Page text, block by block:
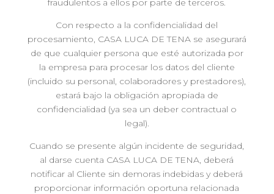
fraudulentos a ellos por parte de terceros.
Con respecto a la confidencialidad del
procesamiento, CASA LUCA DE TENA se asegurará
de que cualquier persona que esté autorizada por
la empresa para procesar los datos del cliente
(incluido su personal, colaboradores y prestadores),
estará bajo la obligación apropiada de
confidencialidad (ya sea un deber contractual o
legal).
Cuando se presente algún incidente de seguridad,
al darse cuenta CASA LUCA DE TENA, deberá
notificar al Cliente sin demoras indebidas y deberá
proporcionar información oportuna relacionada